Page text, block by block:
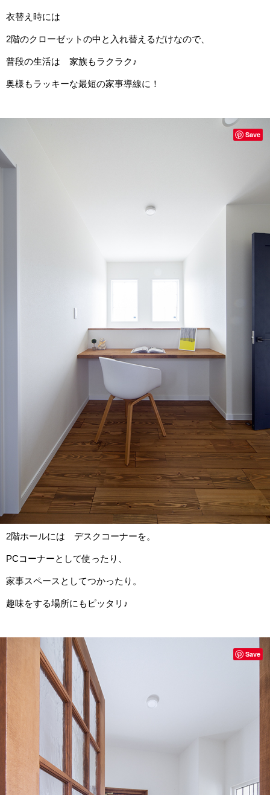
衣替え時には
2階のクローゼットの中と入れ替えるだけなので、
普段の生活は 家族もラクラク♪
奥様もラッキーな最短の家事導線に！
2階ホールには デスクコーナーを。
PCコーナーとして使ったり、
家事スペースとしてつかったり。
趣味をする場所にもピッタリ♪
Save
Save